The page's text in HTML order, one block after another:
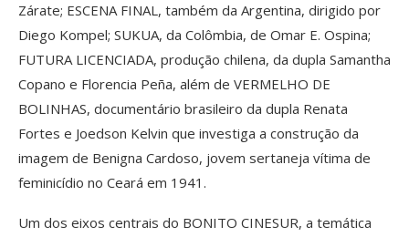
Zárate; ESCENA FINAL, também da Argentina, dirigido por
Diego Kompel; SUKUA, da Colômbia, de Omar E. Ospina;
FUTURA LICENCIADA, produção chilena, da dupla Samantha
Copano e Florencia Peña, além de VERMELHO DE
BOLINHAS, documentário brasileiro da dupla Renata
Fortes e Joedson Kelvin que investiga a construção da
imagem de Benigna Cardoso, jovem sertaneja vítima de
feminicídio no Ceará em 1941.
Um dos eixos centrais do BONITO CINESUR, a temática